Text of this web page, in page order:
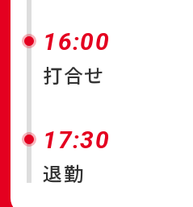
16:00
打合せ
17:30
退勤